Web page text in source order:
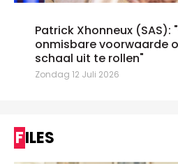
Patrick Xhonneux (SAS):
onmisbare voorwaarde
schaal uit te rollen"
Zondag 12 Juli 2026
FILES